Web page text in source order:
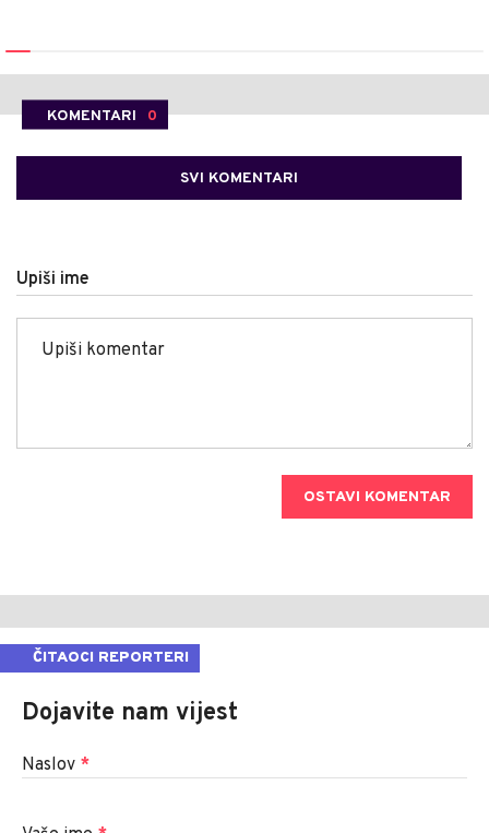
KOMENTARI 0
SVI KOMENTARI
Upiši ime
OSTAVI KOMENTAR
ČITAOCI REPORTERI
Dojavite nam vijest
Naslov *